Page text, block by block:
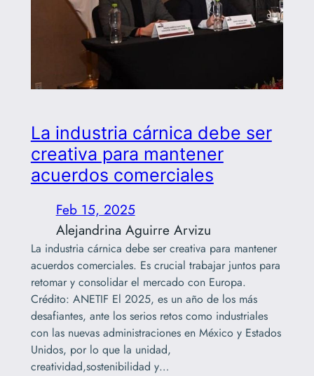
La industria cárnica debe ser
creativa para mantener
acuerdos comerciales
Feb 15, 2025
Alejandrina Aguirre Arvizu
La industria cárnica debe ser creativa para mantener
acuerdos comerciales. Es crucial trabajar juntos para
retomar y consolidar el mercado con Europa.
Crédito: ANETIF El 2025, es un año de los más
desafiantes, ante los serios retos como industriales
con las nuevas administraciones en México y Estados
Unidos, por lo que la unidad,
creatividad,sostenibilidad y…